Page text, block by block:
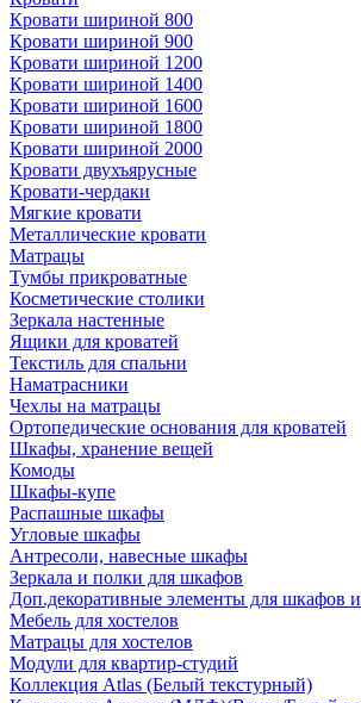
Кровати шириной 800
Кровати шириной 900
Кровати шириной 1200
Кровати шириной 1400
Кровати шириной 1600
Кровати шириной 1800
Кровати шириной 2000
Кровати двухъярусные
Кровати-чердаки
Мягкие кровати
Металлические кровати
Матрацы
Тумбы прикроватные
Косметические столики
Зеркала настенные
Ящики для кроватей
Текстиль для спальни
Наматрасники
Чехлы на матрацы
Ортопедические основания для кроватей
Шкафы, хранение вещей
Комоды
Шкафы-купе
Распашные шкафы
Угловые шкафы
Антресоли, навесные шкафы
Зеркала и полки для шкафов
Доп.декоративные элементы для шкафов
Мебель для хостелов
Матрацы для хостелов
Модули для квартир-студий
Коллекция Atlas (Белый текстурный)